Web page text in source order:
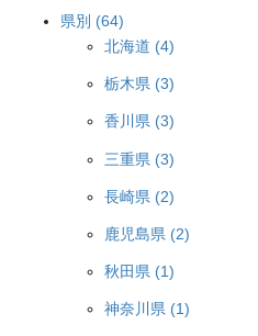
県別 (64)
北海道 (4)
栃木県 (3)
香川県 (3)
三重県 (3)
長崎県 (2)
鹿児島県 (2)
秋田県 (1)
神奈川県 (1)